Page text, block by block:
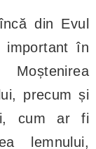
din Evul
în
precum și
cum ar fi
lemnului,